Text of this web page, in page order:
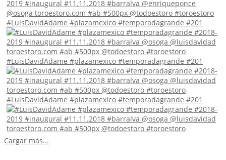
#LuisDavidAdame #plazamexico #temporadagrande #201
#LuisDavidAdame #plazamexico #temporadagrande #201
#LuisDavidAdame #plazamexico #temporadagrande #201
Cargar más...